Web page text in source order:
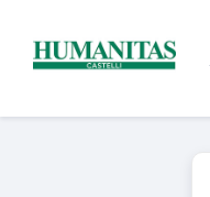
content